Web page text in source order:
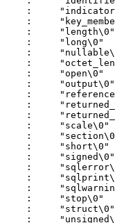
:
:
:     "length\0"
:     "long\0"
:
:
:     "open\0"
:     "output\0"
:
:
:
:     "scale\0"
:
:     "short\0"
:     "signed\0"
:
:
:
:     "stop\0"
:     "struct\0"
: